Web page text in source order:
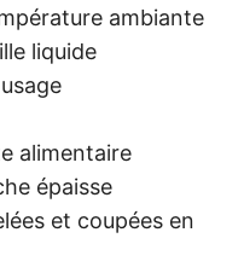
ambiante
liquide
alimentaire
épaisse
et coupées en